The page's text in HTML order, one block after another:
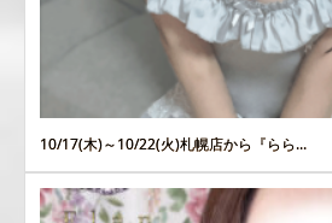
10/17(木)～10/22(火)札幌店から『らら...